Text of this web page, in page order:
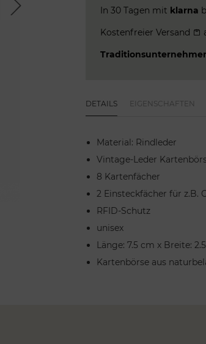
Next In 30 Tagen mit klarna
Kostenfreier Versand
DETAILS EIGENSCHAFTEN
Material: Rindleder
Vintage-Leder
8 Kartenfächer
2 Einsteckfächer für z.B.
RFID-Schutz
unisex
Länge: 7.5 cm x Breite:
Kartenbörse aus